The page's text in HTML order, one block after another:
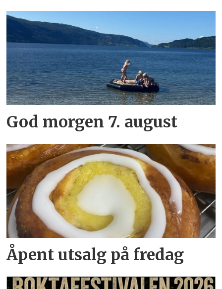
God morgen 7. august
Åpent utsalg på fredag